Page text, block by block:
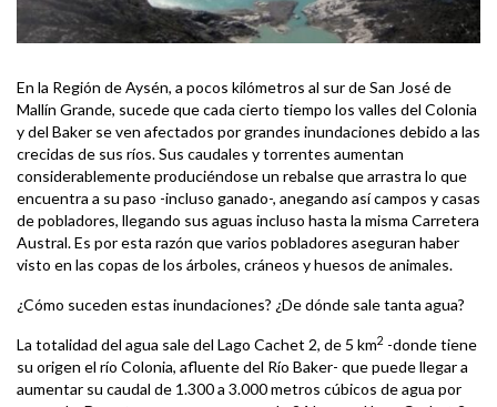
En la Región de Aysén, a pocos kilómetros al sur de San José de
Mallín Grande, sucede que cada cierto tiempo los valles del Colonia
y del Baker se ven afectados por grandes inundaciones debido a las
crecidas de sus ríos. Sus caudales y torrentes aumentan
considerablemente produciéndose un rebalse que arrastra lo que
encuentra a su paso -incluso ganado-, anegando así campos y casas
de pobladores, llegando sus aguas incluso hasta la misma Carretera
Austral. Es por esta razón que varios pobladores aseguran haber
visto en las copas de los árboles, cráneos y huesos de animales.
¿Cómo suceden estas inundaciones? ¿De dónde sale tanta agua?
La totalidad del agua sale del Lago Cachet 2, de 5 km2 -donde tiene
su origen el río Colonia, afluente del Río Baker- que puede llegar a
aumentar su caudal de 1.300 a 3.000 metros cúbicos de agua por